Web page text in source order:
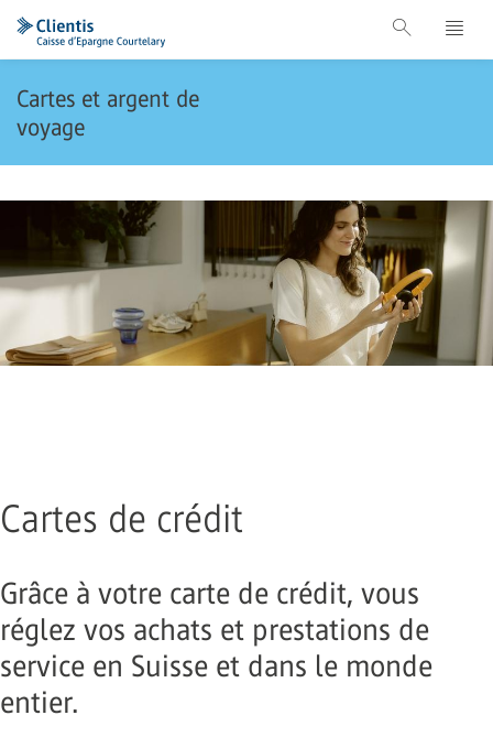
Cartes et argent de
voyage
Cartes de crédit
Grâce à votre carte de crédit, vous
réglez vos achats et prestations de
service en Suisse et dans le monde
entier.